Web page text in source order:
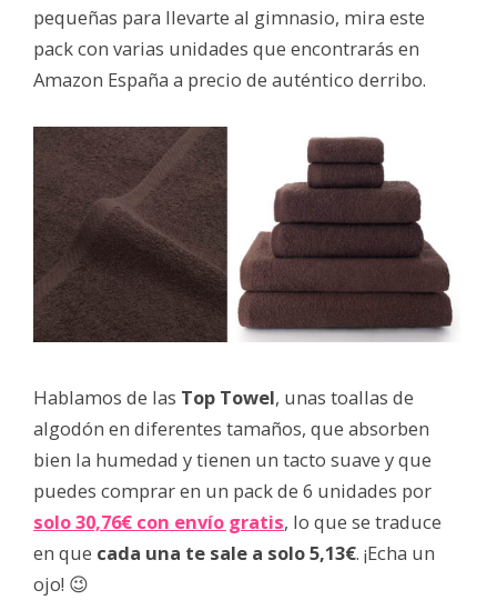
pequeñas para llevarte al gimnasio, mira este
pack con varias unidades que encontrarás en
Amazon España a precio de auténtico derribo.
Hablamos de las Top Towel, unas toallas de
algodón en diferentes tamaños, que absorben
bien la humedad y tienen un tacto suave y que
puedes comprar en un pack de 6 unidades por
solo 30,76€ con envío gratis, lo que se traduce
en que cada una te sale a solo 5,13€. ¡Echa un
ojo! 😉